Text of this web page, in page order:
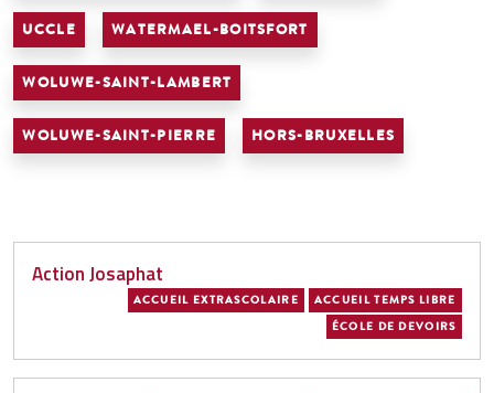
UCCLE WATERMAEL-BOITSFORT
WOLUWE-SAINT-LAMBERT
WOLUWE-SAINT-PIERRE HORS-BRUXELLES
Action Josaphat
ACCUEIL EXTRASCOLAIRE
ACCUEIL TEMPS LIBRE
ÉCOLE DE DEVOIRS